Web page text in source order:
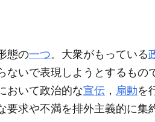
態の一つ。大衆がもっている
ないで表現しようとするもの
おいて政治的な宣伝 ， 扇動を
求や不満を排外主義的に集